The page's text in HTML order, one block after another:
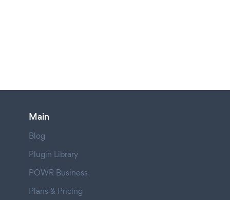
Main
Blog
Plugin Library
POWR Business
Plans & Pricing